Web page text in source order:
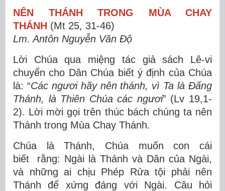
NÊN THÁNH TRONG MÙA CHAY
THÁNH (Mt 25, 31-46)
Lm. Antôn Nguyễn Văn Độ
Lời Chúa qua miệng tác giả sách Lê-vi
chuyển cho Dân Chúa biết ý định của Chúa
là: “Các ngươi hãy nên thánh, vì Ta là Đấng
Thánh, là Thiên Chúa các ngươi” (Lv 19,1-
2). Lời mời gọi trên thúc bách chúng ta nên
Thánh trong Mùa Chay Thánh.
Chúa là Thánh, Chúa muốn con cái
biết rằng: Ngài là Thánh và Dân của Ngài,
và những ai chịu Phép Rửa tội phải nên
Thánh để xứng đáng với Ngài. Câu hỏi